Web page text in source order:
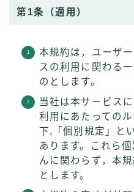
第1条（適用）
本規約は，ユーザ
スの利用に関わる
のとします。
当社は本サービス
利用にあたっての
下,「個別規定」と
あります。これら
んに関わらず，本
とします。